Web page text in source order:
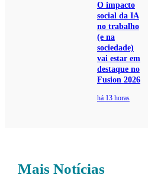
O impacto
social da IA
no trabalho
(e na
sociedade)
vai estar em
destaque no
Fusion 2026
há 13 horas
Mais Notícias